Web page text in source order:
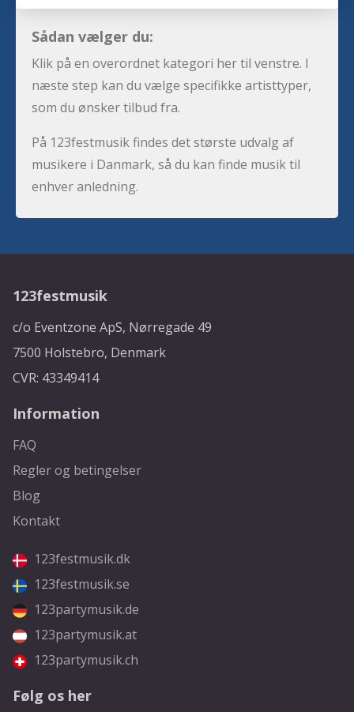
Sådan vælger du:
Klik på en overordnet kategori her til venstre. I
næste step kan du vælge specifikke artisttyper,
som du ønsker tilbud fra.
På 123festmusik findes det største udvalg af
musikere i Danmark, så du kan finde musik til
enhver anledning.
123festmusik
c/o Eventzone ApS, Nørregade 49
7500 Holstebro, Denmark
CVR: 43349414
Information
FAQ
Regler og betingelser
Blog
Kontakt
123festmusik.dk
123festmusik.se
123partymusik.de
123partymusik.at
123partymusik.ch
Følg os her